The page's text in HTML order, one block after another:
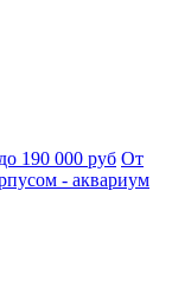
190 000 руб От
- аквариум